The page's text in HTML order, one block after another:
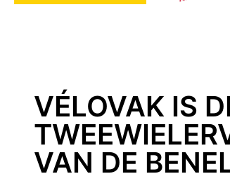
VÉLOVAK IS
VAN DE